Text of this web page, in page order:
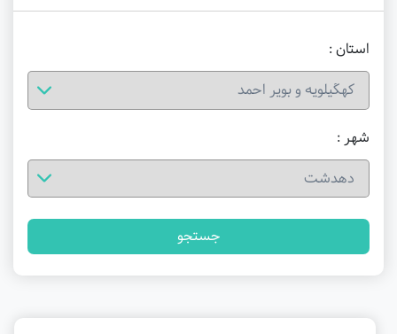
استان :
شهر :
جستجو